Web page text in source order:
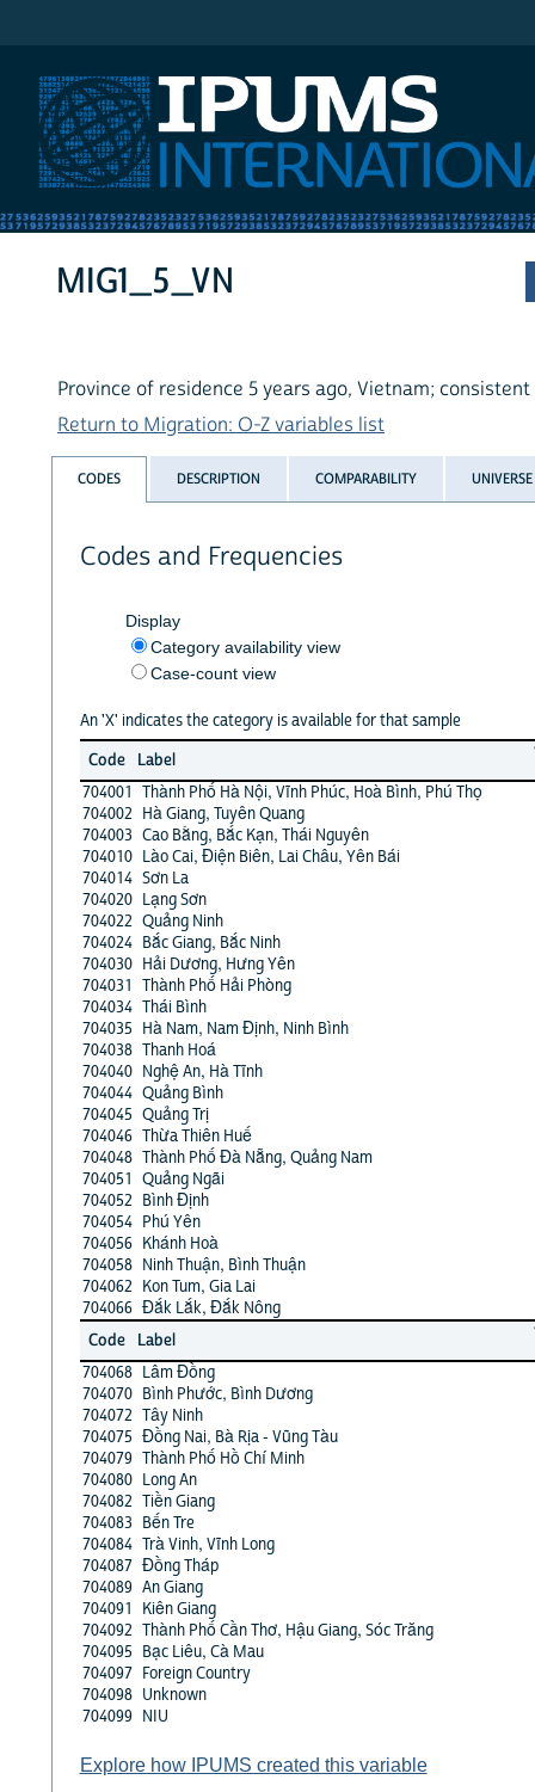
MIG1_5_VN
Province of residence 5 years ago, Vietnam; consistent
Return to Migration: O-Z variables list
CODES DESCRIPTION COMPARABILITY UNIVERSE
Codes and Frequencies
Display
Category availability view
Case-count view
An 'X' indicates the category is available for that sample
Code
Label
704001 Thành Phố Hà Nội, Vĩnh Phúc, Hoà Bình, Phú Thọ
704002 Hà Giang, Tuyên Quang
704003 Cao Bằng, Bắc Kạn, Thái Nguyên
704010 Lào Cai, Điện Biên, Lai Châu, Yên Bái
704014 Sơn La
704020 Lạng Sơn
704022 Quảng Ninh
704024 Bắc Giang, Bắc Ninh
704030 Hải Dương, Hưng Yên
704031 Thành Phố Hải Phòng
704034 Thái Bình
704035 Hà Nam, Nam Định, Ninh Bình
704038 Thanh Hoá
704040 Nghệ An, Hà Tĩnh
704044 Quảng Bình
704045 Quảng Trị
704046 Thừa Thiên Huế
704048 Thành Phố Đà Nẵng, Quảng Nam
704051 Quảng Ngãi
704052 Bình Định
704054 Phú Yên
704056 Khánh Hoà
704058 Ninh Thuận, Bình Thuận
704062 Kon Tum, Gia Lai
704066 Đắk Lắk, Đắk Nông
Code
Label
704068 Lâm Đồng
704070 Bình Phước, Bình Dương
704072 Tây Ninh
704075 Đồng Nai, Bà Rịa - Vũng Tàu
704079 Thành Phố Hồ Chí Minh
704080 Long An
704082 Tiền Giang
704083 Bến Tre
704084 Trà Vinh, Vĩnh Long
704087 Đồng Tháp
704089 An Giang
704091
Kiên Giang
704092 Thành Phố Cần Thơ, Hậu Giang, Sóc Trăng
704095 Bạc Liêu, Cà Mau
704097 Foreign Country
704098 Unknown
704099 NIU
Explore how IPUMS created this variable